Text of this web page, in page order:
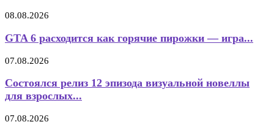
08.08.2026
GTA 6 расходится как горячие пирожки — игра...
07.08.2026
Состоялся релиз 12 эпизода визуальной новеллы
для взрослых...
07.08.2026